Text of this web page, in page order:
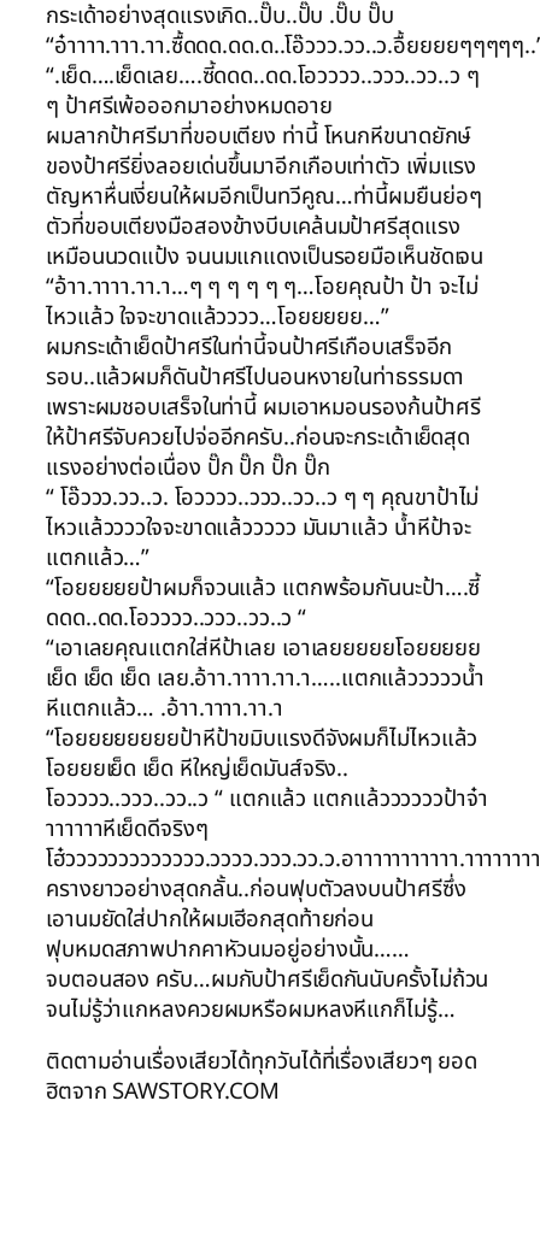
กระเด้าอย่างสุดแรงเกิด..ปั๊บ..ปั๊บ .ปั๊บ ปั๊บ
“อ๋าาาา.าาา.าา.ซื้ดดด.ดด.ด..โอ๊ววว.วว..ว.อื้ยยยยๆๆๆๆๆ
“.เย็ด….เย็ดเลย….ซี้ดดด..ดด.โอวววว..ววว..วว..ว ๆ
ๆ ป้าศรีเพ้อออกมาอย่างหมดอาย
ผมลากป้าศรีมาที่ขอบเตียง ท่านี้ โหนกหีขนาดยักษ์
ของป้าศรียิ่งลอยเด่นขึ้นมาอีกเกือบเท่าตัว เพิ่มแรง
ตัญหาหื่นเงี่ยนให้ผมอีกเป็นทวีคูณ…ท่านี้ผมยืนย่อๆ
ตัวที่ขอบเตียงมือสองข้างบีบเคล้นมป้าศรีสุดแรง
เหมือนนวดแป้ง จนนมแกแดงเป็นรอยมือเห็นชัดเจน
“อ้าา.าาาา.าา.า…ๆ ๆ ๆ ๆ ๆ ๆ…โอยคุณป้า ป้า จะไม่
ไหวแล้ว ใจจะขาดแล้วววว…โอยยยยย…”
ผมกระเด้าเย็ดป้าศรีในท่านี้จนป้าศรีเกือบเสร็จอีก
รอบ..แล้วผมก็ดันป้าศรีไปนอนหงายในท่าธรรมดา
เพราะผมชอบเสร็จในท่านี้ ผมเอาหมอนรองก้นป้าศรี
ให้ป้าศรีจับควยไปจ่ออีกครับ..ก่อนจะกระเด้าเย็ดสุด
แรงอย่างต่อเนื่อง ปั๊ก ปั๊ก ปั๊ก ปั๊ก
“ โอ๊ววว.วว..ว. โอวววว..ววว..วว..ว ๆ ๆ คุณขาป้าไม่
ไหวแล้ววววใจจะขาดแล้ววววว มันมาแล้ว น้ำหีป้าจะ
แตกแล้ว…”
“โอยยยยยป้าผมก็จวนแล้ว แตกพร้อมกันนะป้า….ซี้
ดดด..ดด.โอวววว..ววว..วว..ว “
“เอาเลยคุณแตกใส่หีป้าเลย เอาเลยยยยยโอยยยยย
เย็ด เย็ด เย็ด เลย.อ้าา.าาาา.าา.า…..แตกแล้วววววน้ำ
หีแตกแล้ว… .อ้าา.าาาา.าา.า
“โอยยยยยยยยป้าหีป้าขมิบแรงดีจังผมก็ไม่ไหวแล้ว
โอยยยเย็ด เย็ด หีใหญ่เย็ดมันส์จริง..
โอวววว..ววว..วว..ว “ แตกแล้ว แตกแล้ววววววป้าจ๋า
าาาาาาหีเย็ดดีจริงๆ
โฮ๋ววววววววววววว.วววว.ววว.วว.ว.อาาาาาาาาาาา.าาาาาา
ครางยาวอย่างสุดกลั้น..ก่อนฟุบตัวลงบนป้าศรีซึ่ง
เอานมยัดใส่ปากให้ผมเฮีอกสุดท้ายก่อน
ฟุบหมดสภาพปากคาหัวนมอยู่อย่างนั้น……
จบตอนสอง ครับ…ผมกับป้าศรีเย็ดกันนับครั้งไม่ถ้วน
จนไม่รู้ว่าแกหลงควยผมหรือผมหลงหีแกก็ไม่รู้…
ติดตามอ่านเรื่องเสียวได้ทุกวันได้ที่เรื่องเสียวๆ ยอด
ฮิตจาก SAWSTORY.COM